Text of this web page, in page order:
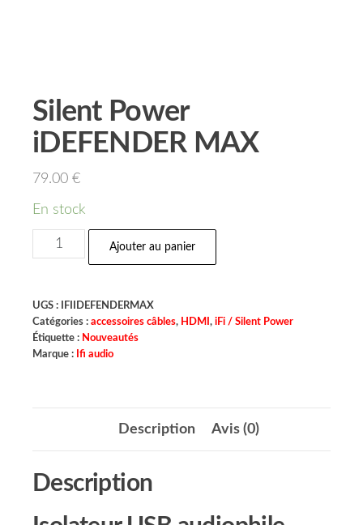
Silent Power
iDEFENDER MAX
79.00 €
En stock
Ajouter au panier
UGS :
IFIIDEFENDERMAX
Catégories : accessoires câbles, HDMI , iFi / Silent Power
Étiquette : Nouveautés
Marque : Ifi audio
Description Avis (0)
Description